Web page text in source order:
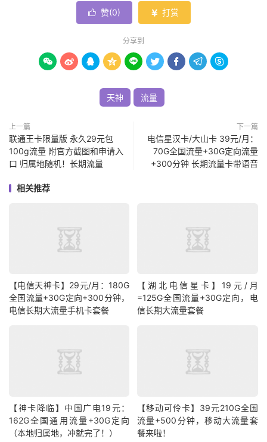
 赞(0)  打赏
分享到
        
天神 流量
上一篇
联通王卡限量版 永久29元包
100g流量 附官方截图和申请入
口 归属地随机！长期流量
下一篇
电信星汉卡/大山卡 39元/月：
70G全国流量+30G定向流量
+300分钟 长期流量卡带语音
相关推荐
【电信天神卡】29元/月：180G
全国流量+30G定向+300分钟，
电信长期大流量手机卡套餐
【湖北电信星卡】19元/月
=125G全国流量+30G定向，电
信长期大流量套餐
【神卡降临】中国广电19元：
162G全国通用流量+30G定向
（本地归属地，冲就完了！）
【移动可伶卡】39元210G全国
流量+500分钟，移动大流量套
餐来啦！